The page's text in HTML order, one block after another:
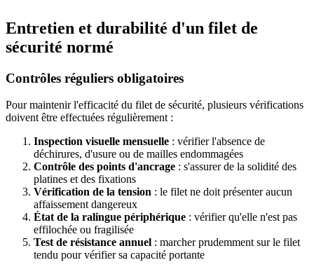
Entretien et durabilité d'un filet de
sécurité normé
Contrôles réguliers obligatoires
Pour maintenir l'efficacité du filet de sécurité, plusieurs vérifications
doivent être effectuées régulièrement :
Inspection visuelle mensuelle : vérifier l'absence de
déchirures, d'usure ou de mailles endommagées
Contrôle des points d'ancrage : s'assurer de la solidité des
platines et des fixations
Vérification de la tension : le filet ne doit présenter aucun
affaissement dangereux
État de la ralingue périphérique : vérifier qu'elle n'est pas
effilochée ou fragilisée
Test de résistance annuel : marcher prudemment sur le filet
tendu pour vérifier sa capacité portante